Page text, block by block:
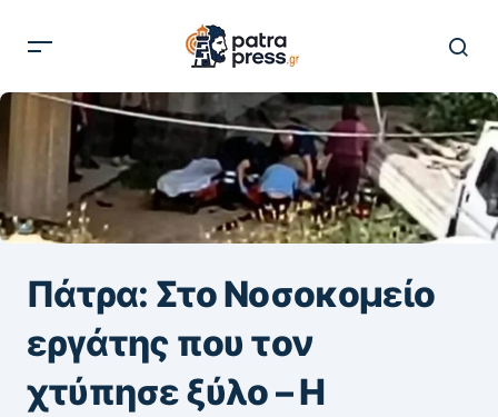
Πάτρα: Στο Νοσοκομείο
εργάτης που τον
χτύπησε ξύλο – Η